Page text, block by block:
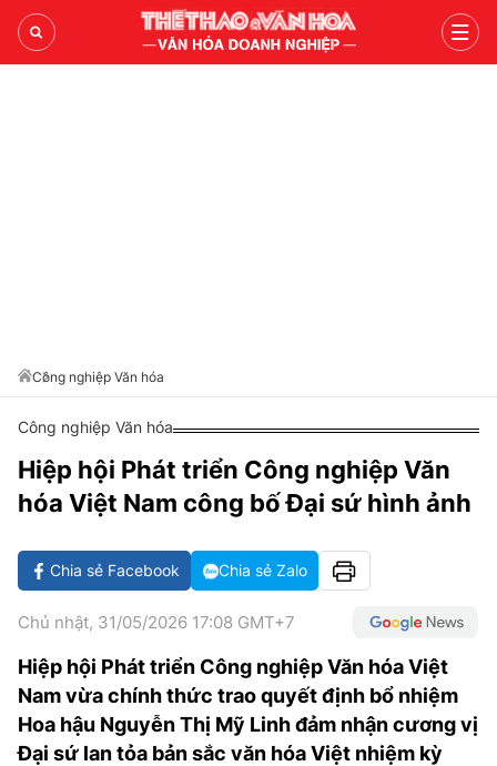
Hotline: 0981.119.189
Điện thoại: 024.38254756
MẠNG XÃ HỘI
Công nghiệp Văn hóa
Công nghiệp Văn hóa
Hiệp hội Phát triển Công nghiệp Văn
hóa Việt Nam công bố Đại sứ hình ảnh
Chia sẻ Facebook Chia sẻ Zalo
Chủ nhật, 31/05/2026 17:08 GMT+7
Hiệp hội Phát triển Công nghiệp Văn hóa Việt
Nam vừa chính thức trao quyết định bổ nhiệm
Hoa hậu Nguyễn Thị Mỹ Linh đảm nhận cương vị
Đại sứ lan tỏa bản sắc văn hóa Việt nhiệm kỳ